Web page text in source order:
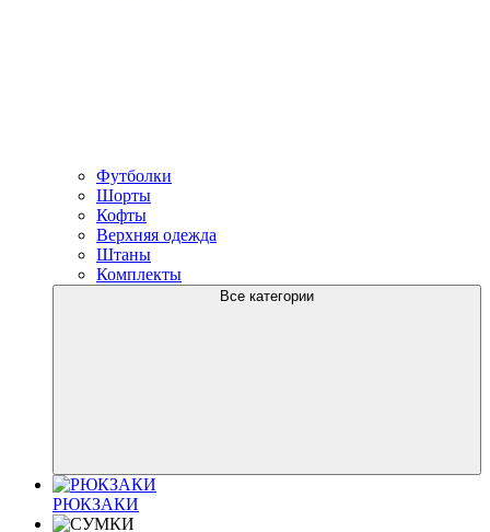
Футболки
Шорты
Кофты
Верхняя одежда
Штаны
Комплекты
Все категории
РЮКЗАКИ